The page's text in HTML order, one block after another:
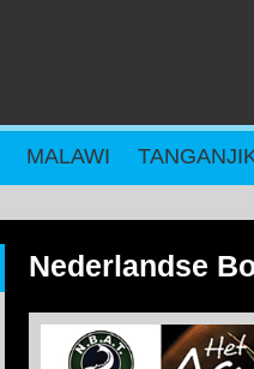
MALAWI
Nederlandse